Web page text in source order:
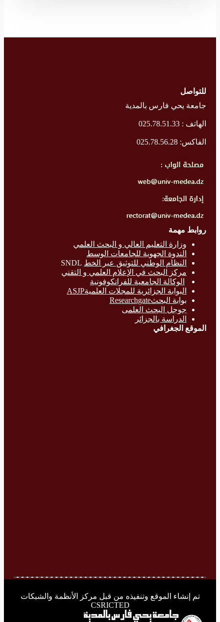
للتواصل
جامعة يحي فارس بالمدية
الهاتف : 025.78.51.33
الفاكس: 025.78.56.28
روابط مهمة
وزارة التعليم العالي و البحث العلمي
الندوة الجهوية للجامعات الوسط
النظام الوطني للتوثيق عبر الخط
مركز البحث في الإعلام العلمي و التقني
الوكالة الجامعية للفرانكوفونية
البوابة الجزائرية للمجلات العلميةASJP
بوابة البحثResearchgate
جوجل البحث العلمى
الدراسة بالجزائر
الموقع الجغرافي
تم إنشاء الموقع وتنفيذه من قبل مركز الأنظمة والشبكات
CSRICTED